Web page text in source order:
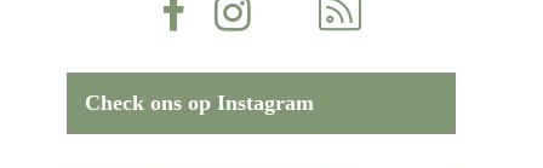
Check ons op Instagram